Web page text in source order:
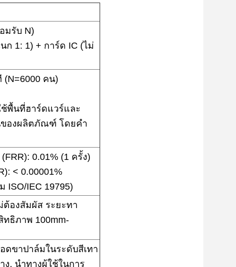
มรับ N)
ก 1: 1) + การ์ด IC (ไม่
(N=6000 คน)
พื้นที่ฮาร์ดแวร์และ
องผลิตภัณฑ์ โดยคํา
0.01% (1 ครั้ง)
< 0.00001%
ISO/IEC 19795)
องสัมผัส ระยะทา
ธิภาพ 100mm-
ดขาปาล์มในระดับสีเทา
ง, นําทางผู้ใช้ในการ